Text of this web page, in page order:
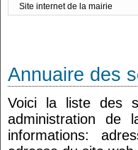
Site internet de la mairie
Annuaire des
Voici la liste des
administration de
informations: